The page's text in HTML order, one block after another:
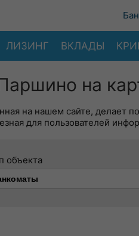
ЛИЗИНГ ВКЛАДЫ
на
на нашем сайте, делает
для пользователей
объекта